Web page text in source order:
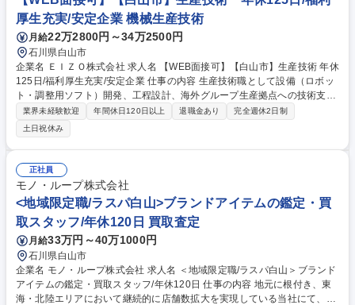
面倒見の良い社員が多く、手助けしあう社風です。 募集職種 ■【金沢/営
業】転勤無し★食品包装資材の企画提案/業界トップクラスの専門商社
厚生充実/安定企業 機械生産技術
月給22万2800円～34万2500円
石川県白山市
企業名 ＥＩＺＯ株式会社 求人名 【WEB面接可】【白山市】生産技術 年休
125日/福利厚生充実/安定企業 仕事の内容 生産技術職として設備（ロボッ
ト・調整用ソフト）開発、工程設計、海外グループ生産拠点への技術支援
をお任せ致します。関係部署との連携し、当社のモノづくりの最前線を技
術で支えるやりがいのある仕事です。 募集職種 【WEB面接可】【白山
市】生産技術 年休125日/福利厚生充実/安定企業
業界未経験歓迎 年間休日120日以上 退職金あり
完全週休2日制
土日祝休み
正社員
モノ・ループ株式会社
<地域限定職/ラスパ白山>ブランドアイテムの鑑定・買
取スタッフ/年休120日 買取査定
月給33万円～40万1000円
石川県白山市
企業名 モノ・ループ株式会社 求人名 ＜地域限定職/ラスパ白山＞ブランド
アイテムの鑑定・買取スタッフ/年休120日 仕事の内容 地元に根付き、東
海・北陸エリアにおいて継続的に店舗数拡大を実現している当社にて、ブ